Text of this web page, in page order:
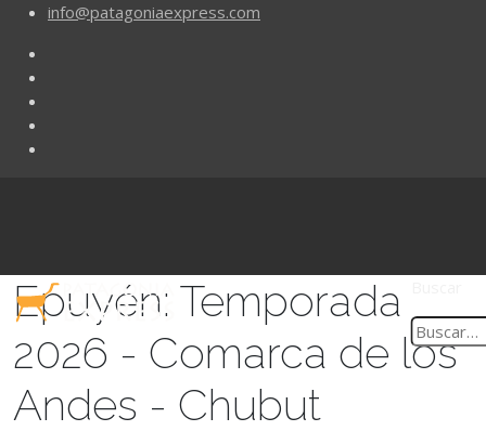
info@patagoniaexpress.com
Epuyén: Temporada
2026 - Comarca de los
Andes - Chubut